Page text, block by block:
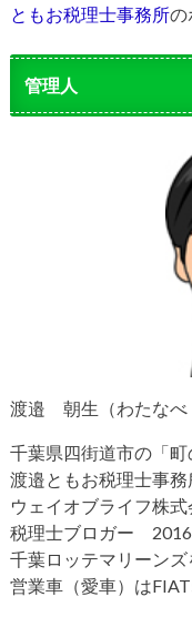
ともお税理士事務所の
管理人
渡邉 朝生（わたなべ
千葉県四街道市の「町
渡邉ともお税理士事務
ウェイオブライフ株
税理士ブロガー
千葉ロッテマリーンズ
営業車（愛車）は